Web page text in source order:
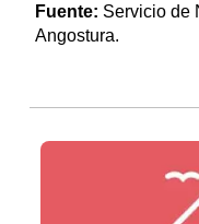
Fuente: Servicio de
Angostura.